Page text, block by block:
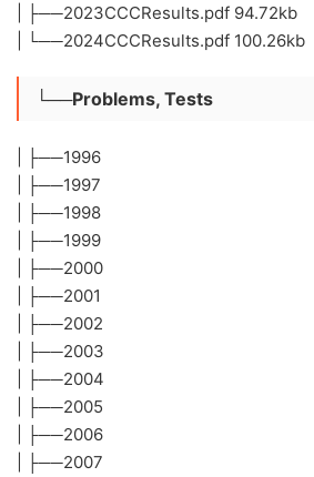
| ├──2023CCCResults.pdf 94.72kb
| └──2024CCCResults.pdf 100.26kb
└──Problems, Tests
| ├──1996
| ├──1997
| ├──1998
| ├──1999
| ├──2000
| ├──2001
| ├──2002
| ├──2003
| ├──2004
| ├──2005
| ├──2006
| ├──2007